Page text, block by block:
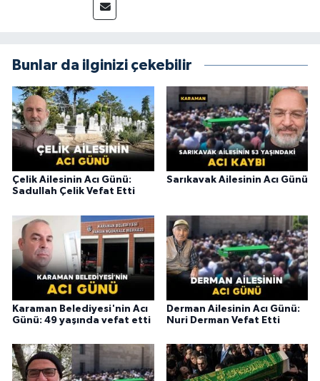
Bunlar da ilginizi çekebilir
Çelik Ailesinin Acı Günü:
Sadullah Çelik Vefat Etti
Sarıkavak Ailesinin Acı Günü
Karaman Belediyesi'nin Acı
Günü: 49 yaşında vefat etti
Derman Ailesinin Acı Günü:
Nuri Derman Vefat Etti